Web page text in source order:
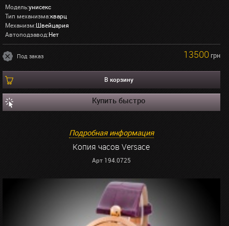
Модель:унисекс
Тип механизма:кварц
Механизм:Швейцария
Автоподзавод:Нет
Под заказ 13500грн
В корзину
Купить быстро
Подробная информация
Копия часов Versace
Арт 194.0725